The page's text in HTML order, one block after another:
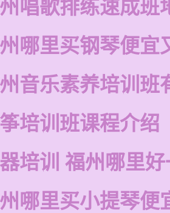
唱歌排练速成班
哪里买钢琴便宜
音乐素养培训班
培训班课程介绍
培训 福州哪里
哪里买小提琴便